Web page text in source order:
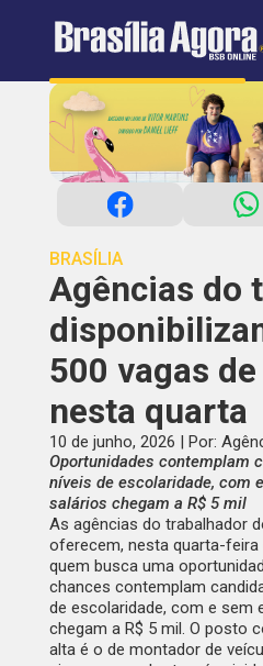
BRASÍLIA
Agências do
500 vagas
nesta quarta
10 de junho, 2026 | Por:
Oportunidades contemplam
níveis de escolaridade, com
salários chegam a R$ 5 mil
As agências do trabalhador
oferecem, nesta quarta-feira
quem busca uma
chances contemplam
de escolaridade, com e sem
chegam a R$ 5 mil. O posto
alta é o de montador de